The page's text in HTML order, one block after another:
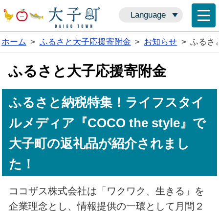
Language
ホーム > ふるさと大子応援寄附金 > お知らせ > ふるさ
ふるさと大子応援寄附金
ふるさと納税特集！ライフスタイ
ルメディア『COCO the style』で
大子町の返礼品が紹介されまし
た！
ココザス株式会社は「ワクワク、生きる」を
企業理念とし、情報提供の一環として月間２